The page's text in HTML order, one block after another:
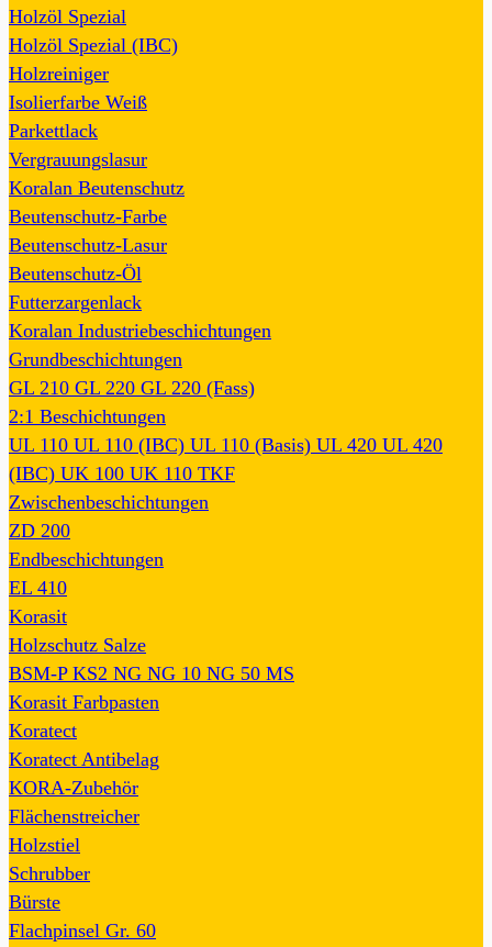
Holzöl Spezial
Holzöl Spezial (IBC)
Holzreiniger
Isolierfarbe Weiß
Parkettlack
Vergrauungslasur
Koralan Beutenschutz
Beutenschutz-Farbe
Beutenschutz-Lasur
Beutenschutz-Öl
Futterzargenlack
Koralan Industriebeschichtungen
Grundbeschichtungen
GL 210 GL 220 GL 220 (Fass)
2:1 Beschichtungen
UL 110 UL 110 (IBC) UL 110 (Basis) UL 420 UL 420
(IBC) UK 100 UK 110 TKF
Zwischenbeschichtungen
ZD 200
Endbeschichtungen
EL 410
Korasit
Holzschutz Salze
BSM-P KS2 NG NG 10 NG 50 MS
Korasit Farbpasten
Koratect
Koratect Antibelag
KORA-Zubehör
Flächenstreicher
Holzstiel
Schrubber
Bürste
Flachpinsel Gr. 60